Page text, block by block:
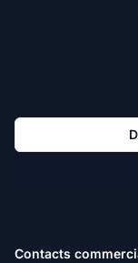
Contacts